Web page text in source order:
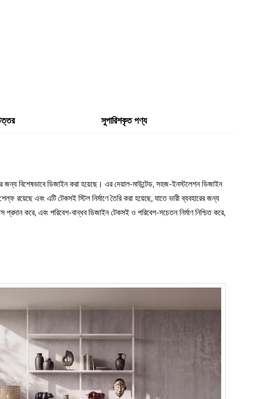
সুপারিশকৃত পণ্য
বিশেষভাবে ডিজাইন করা হয়েছে। এর দেয়াল-মাউন্টেড, সহজ-ইনস্টলেশন ডিজাইন
এবং এটি টেকসই স্টিল নির্মাণে তৈরি করা হয়েছে, যাতে ভারী ব্যবহারের জন্য
করে, এবং পরিবেশ-বান্ধব ডিজাইন টেকসই ও পরিবেশ-সচেতন নির্মাণ নিশ্চিত করে,